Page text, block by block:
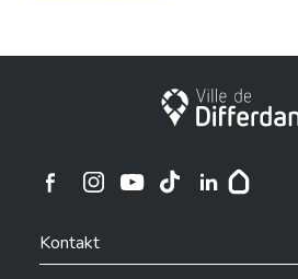
Stadt Differdingen
Ville de Differdange sur
Kontakt